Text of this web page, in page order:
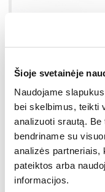
Šioje svetainėje
Naudojame
bei skelbimus, teikti
analizuoti srautą.
bendriname su
analizės partneriais,
pateiktos arba
informacijos.
Termo mediena
42x68x3900